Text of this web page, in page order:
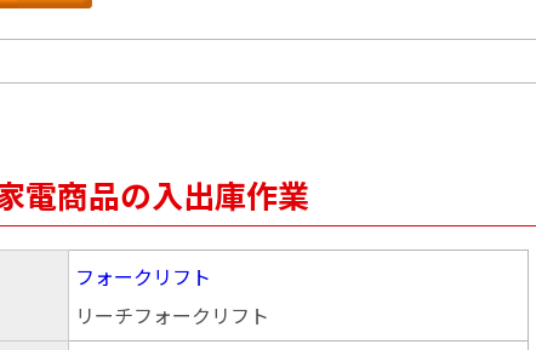
電商品の入出庫作業
フォークリフト
リーチフォークリフト